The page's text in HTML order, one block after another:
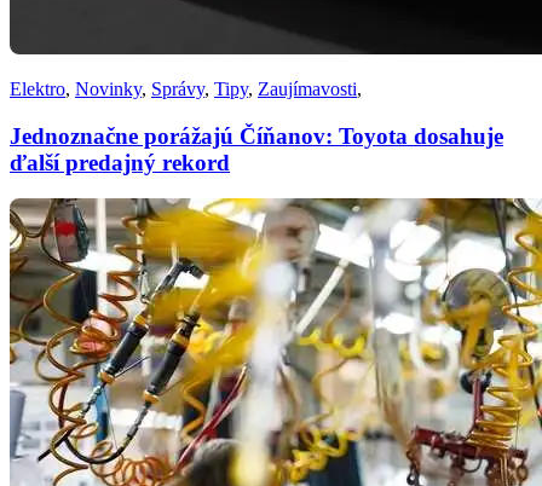
Elektro, Novinky, Správy, Tipy, Zaujímavosti,
Jednoznačne porážajú Číňanov: Toyota dosahuje
ďalší predajný rekord